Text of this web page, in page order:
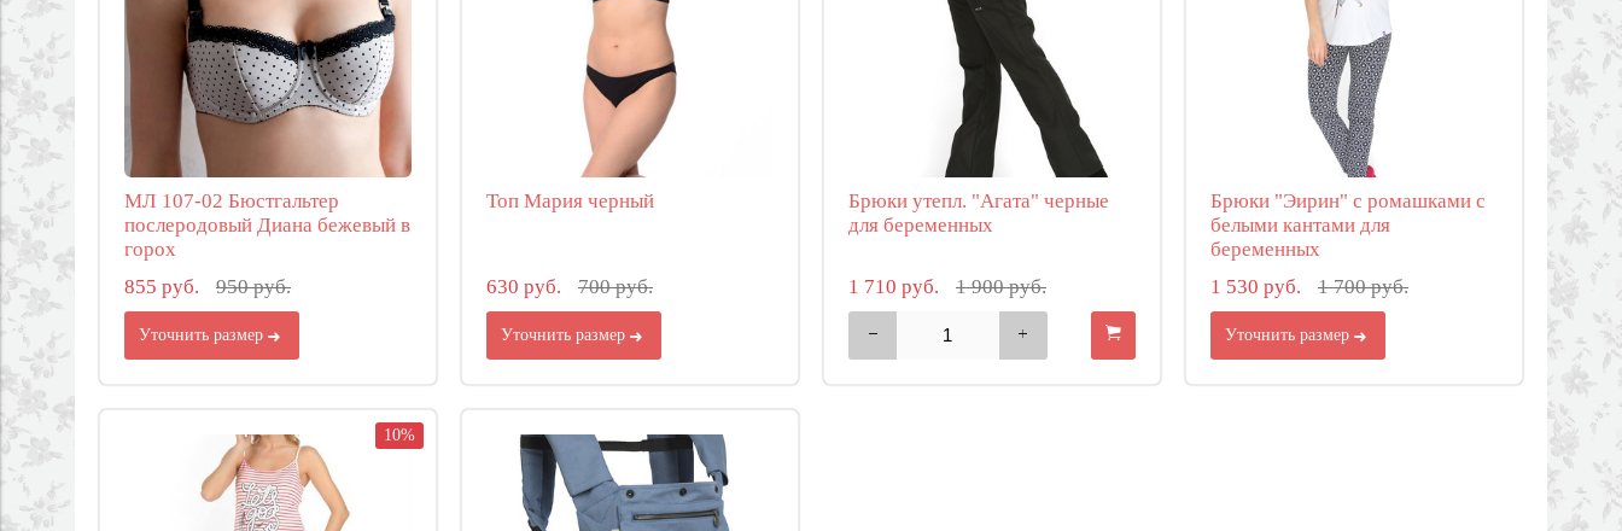
МЛ 107-02 Бюстгальтер
послеродовый Диана бежевый в
горох
855 руб.
950 руб.
Уточнить размер
Топ Мария черный
630 руб. 700 руб.
Уточнить размер
Брюки утепл. "Агата" черные
для беременных
1 710 руб. 1 900 руб.
Брюки "Эирин" с ромашками с
белыми кантами для
беременных
1 530 руб.
1 700 руб.
Уточнить размер
10%